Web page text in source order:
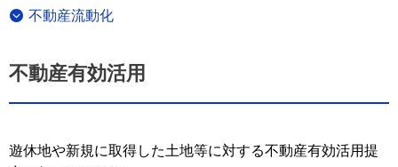
不動産流動化
不動産有効活用
遊休地や新規に取得した土地等に対する不動産有効活用提